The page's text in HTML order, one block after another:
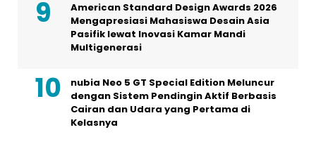
American Standard Design Awards 2026
Mengapresiasi Mahasiswa Desain Asia
Pasifik lewat Inovasi Kamar Mandi
Multigenerasi
nubia Neo 5 GT Special Edition Meluncur
dengan Sistem Pendingin Aktif Berbasis
Cairan dan Udara yang Pertama di
Kelasnya